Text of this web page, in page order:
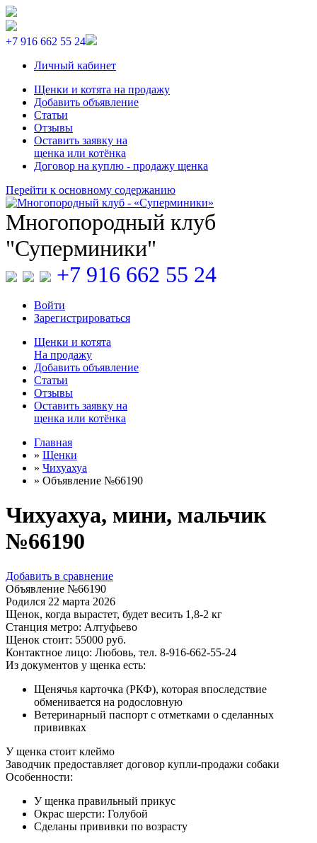
+7 916 662 55 24
Личный кабинет
Щенки и котята на продажу
Добавить объявление
Статьи
Отзывы
Оставить заявку на
щенка или котёнка
Договор на куплю - продажу щенка
Перейти к основному содержанию
Многопородный клуб
"Суперминики"
+7 916 662 55 24
Войти
Зарегистрироваться
Щенки и котята
На продажу
Добавить объявление
Статьи
Отзывы
Оставить заявку на
щенка или котёнка
Главная
» Щенки
» Чихуахуа
» Объявление №66190
Чихуахуа, мини, мальчик
№66190
Добавить в сравнение
Объявление №66190
Родился 22 марта 2026
Щенок, когда вырастет, будет весить 1,8-2 кг
Станция метро: Алтуфьево
Щенок стоит: 55000 руб.
Контактное лицо: Любовь, тел. 8-916-662-55-24
Из документов у щенка есть:
Щенячья карточка (РКФ), которая впоследствие
обменивается на родословную
Ветеринарный паспорт с отметками о сделанных
прививках
У щенка стоит клеймо
Заводчик предоставляет договор купли-продажи собаки
Особенности:
У щенка правильный прикус
Окрас шерсти: Голубой
Сделаны прививки по возрасту